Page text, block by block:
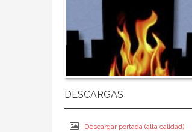
Descargar portada (alta calidad)